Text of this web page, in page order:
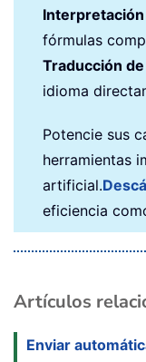
fórmulas
Traducción
idioma
Potencie sus
herramientas
artificial.
eficiencia
Artículos
Enviar